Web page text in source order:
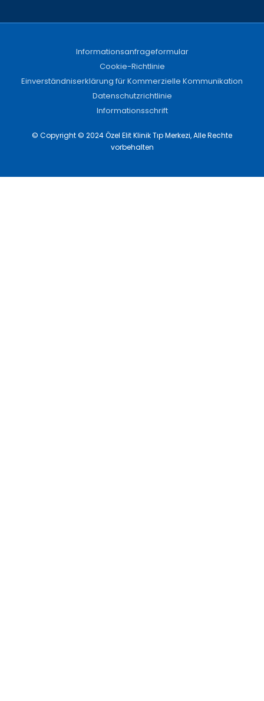
Informationsanfrageformular
Cookie-Richtlinie
Einverständniserklärung für Kommerzielle Kommunikation
Datenschutzrichtlinie
Informationsschrift
© Copyright © 2024 Özel Elit Klinik Tıp Merkezi, Alle Rechte
vorbehalten